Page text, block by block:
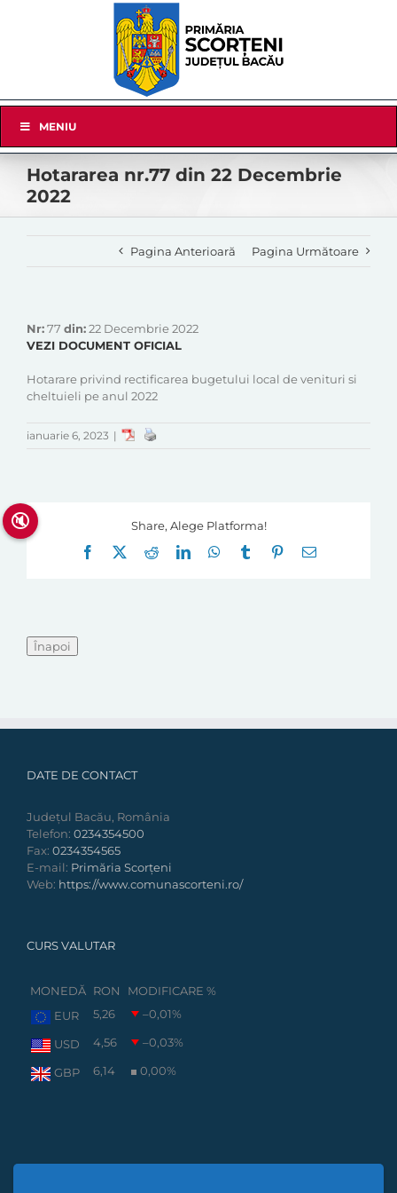
Navigation
MENIU
Hotararea nr.77 din 22 Decembrie
2022
Pagina Anterioară Pagina Următoare
Nr:77 din:22 Decembrie 2022
VEZI DOCUMENT OFICIAL
Hotarare privind rectificarea bugetului local de venituri si
cheltuieli pe anul 2022
ianuarie 6, 2023 |
Share, Alege Platforma!
Facebook
RedditLinkedInWhatsApp
Tumblr Pinterest
E-
DATE DE CONTACT
Județul Bacău, România
Telefon: 0234354500
Fax: 0234354565
E-mail: Primăria Scorțeni
Web: https://www.comunascorteni.ro/
CURS VALUTAR
MONEDĂ RON
MODIFICARE %
EUR
5,26 –0,01%
USD 4,56 –0,03%
GBP 6,14 0,00%
🔇